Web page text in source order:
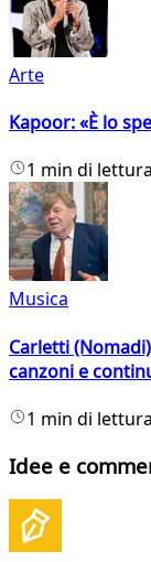
Arte
Kapoor: «È lo
1 min di lettura
Musica
Carletti
canzoni e
1 min di lettura
Idee e